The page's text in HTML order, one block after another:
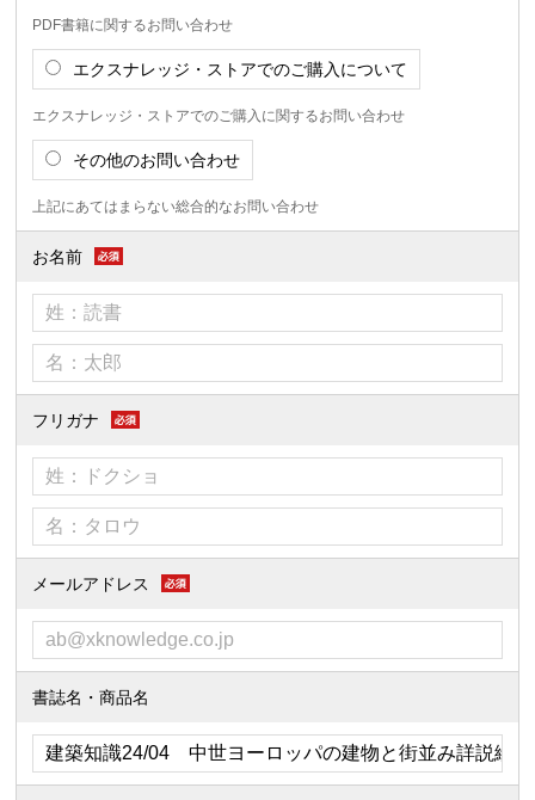
PDF書籍に関するお問い合わせ
エクスナレッジ・ストアでのご購入について
エクスナレッジ・ストアでのご購入に関するお問い合わせ
その他のお問い合わせ
上記にあてはまらない総合的なお問い合わせ
お名前
フリガナ
メールアドレス
書誌名・商品名